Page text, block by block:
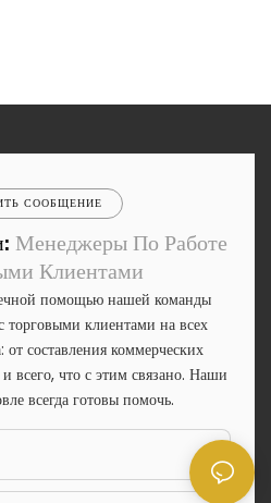
СООБЩЕНИЕ
Менеджеры По Работе
Клиентами
помощью нашей команды
торговыми клиентами на всех
от составления коммерческих
всего, что с этим связано. Наши
всегда готовы помочь.